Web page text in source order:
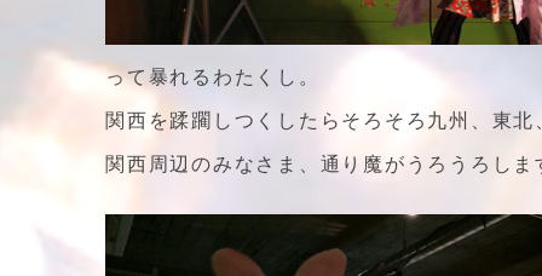
って暴れるわたくし。
関西を蹂躙しつくしたらそろそろ九州、東
関西周辺のみなさま、通り魔がうろうろし